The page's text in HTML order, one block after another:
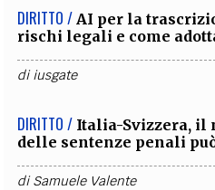
DIRITTO / AI per la
rischi legali e come
diiusgate
DIRITTO / Italia-Svizzera, il
delle sentenze penali
diSamuele Valente